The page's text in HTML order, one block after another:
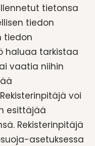
tietonsa
tiedon
tiedon
haluaa tarkistaa
vaatia niihin
voi
esittäjää
Rekisterinpitäjä
asetuksessa